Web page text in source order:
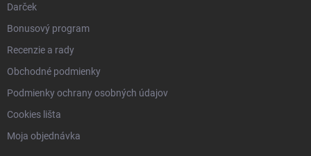
Darček
Bonusový program
Recenzie a rady
Obchodné podmienky
Podmienky ochrany osobných údajov
Cookies lišta
Moja objednávka